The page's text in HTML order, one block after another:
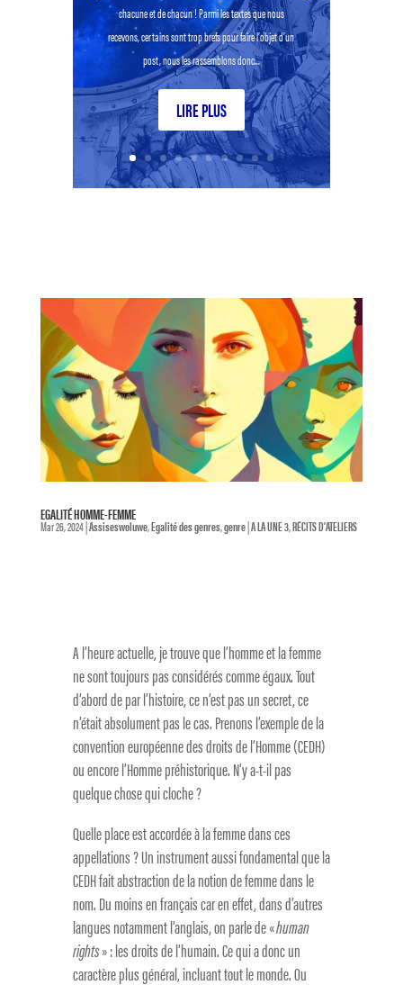
chacune et de chacun ! Parmi les textes que nous
recevons, certains sont trop brefs pour faire l’objet d’un
post, nous les rassemblons donc...
LIRE PLUS
EGALITÉ HOMME-FEMME
Mar 26, 2024|Assiseswoluwe,Egalité des genres,genre|A LA UNE 3,RÉCITS D'ATELIERS
A l’heure actuelle, je trouve que l’homme et la femme
ne sont toujours pas considérés comme égaux. Tout
d’abord de par l’histoire, ce n’est pas un secret, ce
n’était absolument pas le cas. Prenons l’exemple de la
convention européenne des droits de l’Homme (CEDH)
ou encore l’Homme préhistorique. N’y a-t-il pas
quelque chose qui cloche ?
Quelle place est accordée à la femme dans ces
appellations ? Un instrument aussi fondamental que la
CEDH fait abstraction de la notion de femme dans le
nom. Du moins en français car en effet, dans d’autres
langues notamment l’anglais, on parle de «human
rights» : les droits de l’humain. Ce qui a donc un
caractère plus général, incluant tout le monde. Ou